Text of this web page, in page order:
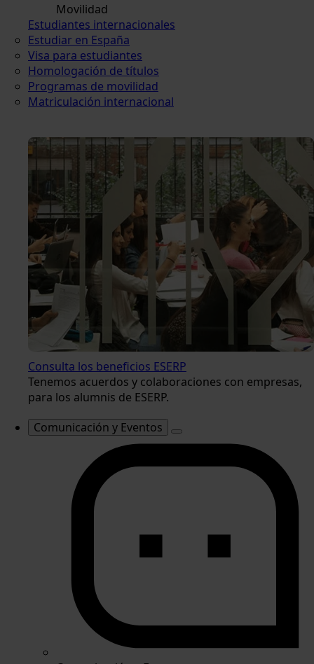
Movilidad
Estudiantes internacionales
Estudiar en España
Visa para estudiantes
Homologación de títulos
Programas de movilidad
Matriculación internacional
Consulta los beneficios ESERP
Tenemos acuerdos y colaboraciones con empresas,
para los alumnis de ESERP.
Comunicación y Eventos